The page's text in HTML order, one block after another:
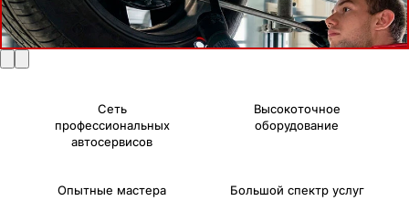
Сеть
профессиональных
автосервисов
Высокоточное
оборудование
Опытные мастера Большой спектр услуг